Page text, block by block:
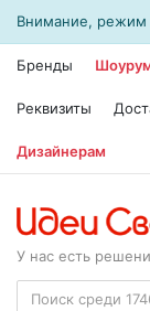
Внимание, режим
Бренды
Реквизиты
Дизайнерам
У нас есть